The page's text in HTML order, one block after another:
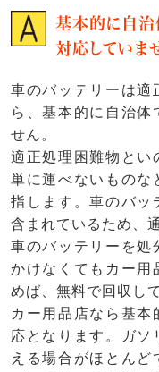
基本的に自治
対応していま
車のバッテリーは適
ら、基本的に自治体
せん。
適正処理困難物とい
単に運べないものな
指します。車のバッ
含まれているため、
車のバッテリーを処
かけなくてもカー用
めば、無料で回収し
カー用品店なら基本
応となります。ガソ
える場合がほとん